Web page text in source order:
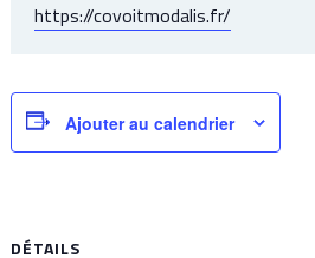
https://covoitmodalis.fr/
Ajouter au calendrier
DÉTAILS